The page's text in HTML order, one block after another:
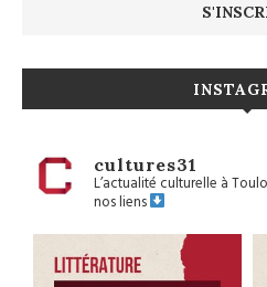
cultures31
L’actualité culturelle à
nos liens